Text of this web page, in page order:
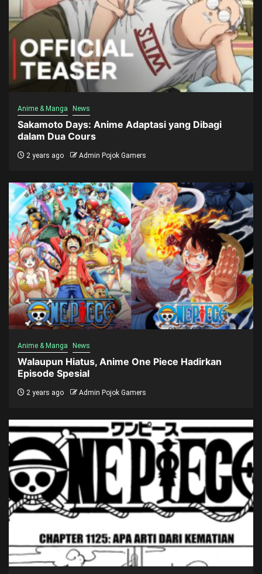
Anime & Manga News
Sakamoto Days: Anime Adaptasi yang Dibagi
dalam Dua Cours
2 years ago Admin Pojok Gamers
Anime & Manga News
Walaupun Hiatus, Anime One Piece Hadirkan
Episode Spesial
2 years ago Admin Pojok Gamers